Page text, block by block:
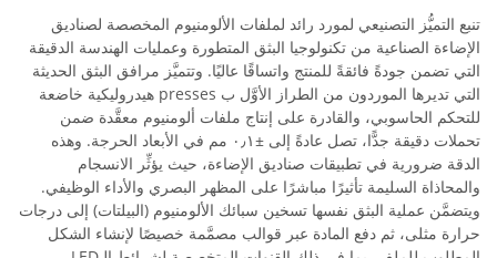
تنبع التميُّز التصنيعي لمورد رائد لملفات الألومنيوم المخصصة لصناديق
الإضاءة الصناعية من تكنولوجيا البثق المتطورة وعمليات الهندسة الدقيقة
التي تضمن جودةً فائقةً للمنتج واتساقًا عاليًا. وتتميَّز مرافق البثق الحديثة
التي تديرها الموردون من الطراز الأوَّل ب presses هيدروليكية خاضعة
للتحكم الحاسوبي، والقادرة على إنتاج ملفات ألومنيوم معقَّدة ضمن
تحملات دقيقة جدًّا، تصل عادةً إلى ±٠٫١ مم في الأبعاد الحرجة. وهذه
الدقة ضرورية في تطبيقات صناديق الإضاءة، حيث يؤثِّر الانسجام
والمحاذاة السليمة تأثيرًا مباشرًا على المظهر البصري والأداء الوظيفي.
ويتضمَّن عملية البثق نفسها تسخين سبائك الألومنيوم (البيلتات) إلى درجات
حرارة مثلى، ثم دفع المادة عبر قوالب مصمَّمة خصيصًا لإنشاء الشكل